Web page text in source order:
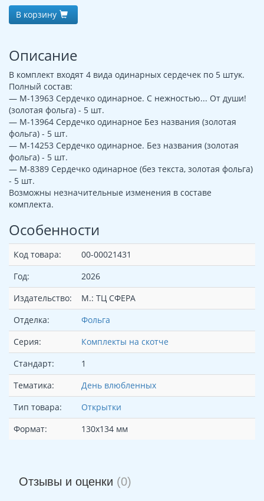
В корзину
Описание
В комплект входят 4 вида одинарных сердечек по 5 штук.
Полный состав:
— М-13963 Сердечко одинарное. С нежностью... От души!
(золотая фольга) - 5 шт.
— М-13964 Сердечко одинарное Без названия (золотая
фольга) - 5 шт.
— М-14253 Сердечко одинарное. Без названия (золотая
фольга) - 5 шт.
— М-8389 Сердечко одинарное (без текста, золотая фольга)
- 5 шт.
Возможны незначительные изменения в составе
комплекта.
Особенности
Код товара:
00-00021431
Год:
2026
Издательство:
М.: ТЦ СФЕРА
Отделка:
Фольга
Серия:
Комплекты на скотче
Стандарт:
1
Тематика:
День влюбленных
Тип товара:
Открытки
Формат:
130х134 мм
Отзывы и оценки (0)